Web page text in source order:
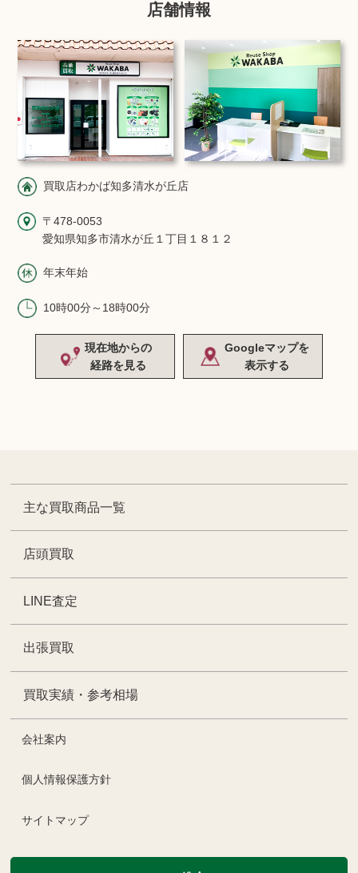
店舗情報
買取店わかば知多清水が丘店
〒478-0053
愛知県知多市清水が丘１丁目１８１２
年末年始
10時00分～18時00分
現在地からの
経路を見る
Googleマップを
表示する
主な買取商品一覧
店頭買取
LINE査定
出張買取
買取実績・参考相場
会社案内
個人情報保護方針
サイトマップ